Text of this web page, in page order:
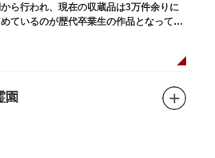
ら行われ、現在の収蔵品は3万件余りに
ているのが歴代卒業生の作品となってい
園